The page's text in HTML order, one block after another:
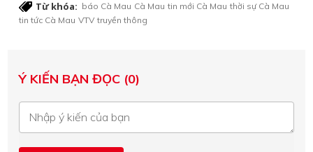
Từ khóa: báo Cà Mau Cà Mau tin mới Cà Mau thời sự Cà Mau
tin tức Cà Mau VTV truyền thông
Ý KIẾN BẠN ĐỌC (0)